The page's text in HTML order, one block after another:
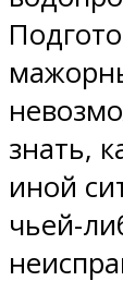
знать,
иной
чьей-